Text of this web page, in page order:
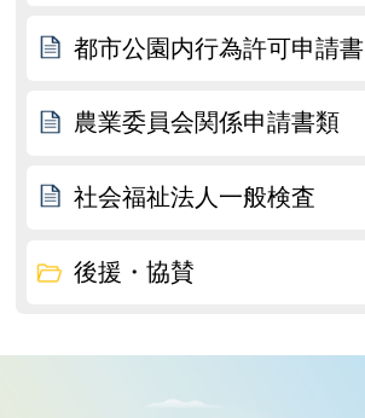
都市公園内行為許可申請書
農業委員会関係申請書類
社会福祉法人一般検査
後援・協賛